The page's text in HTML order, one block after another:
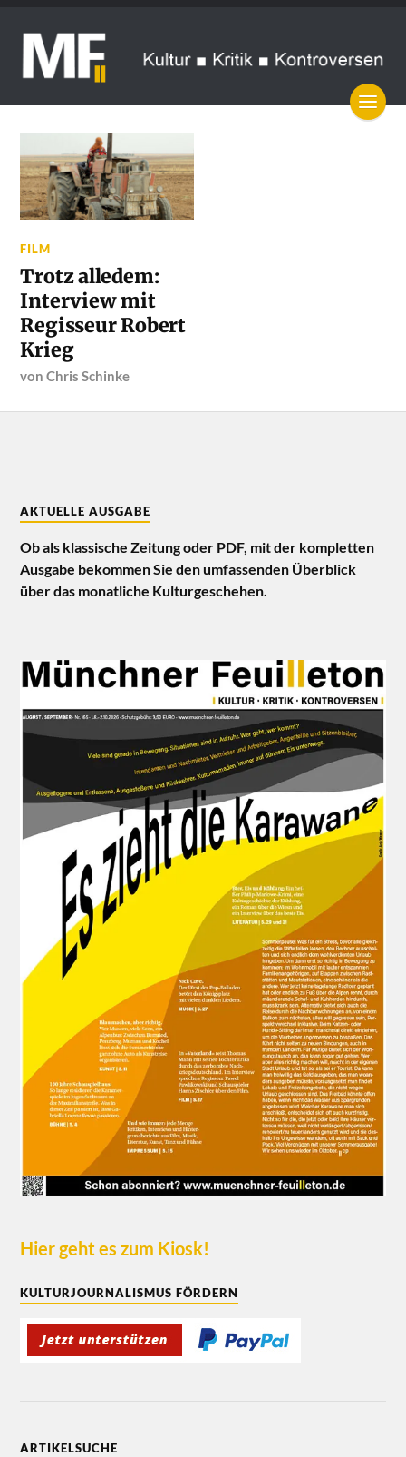
FILM
Trotz alledem:
Interview mit
Regisseur Robert
Krieg
vonChris Schinke
AKTUELLE AUSGABE
Ob als klassische Zeitung oder PDF, mit der kompletten
Ausgabe bekommen Sie den umfassenden Überblick
über das monatliche Kulturgeschehen.
Hier geht es zum Kiosk!
KULTURJOURNALISMUS FÖRDERN
ARTIKELSUCHE